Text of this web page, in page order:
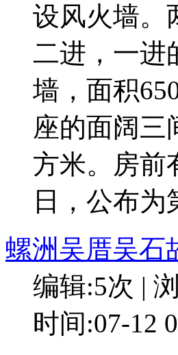
设风火墙。
二进，一进
墙，面积
座的面阔三
方米。房前
日，公布
螺洲吴厝吴石
编辑:5次 |
时间:07-12